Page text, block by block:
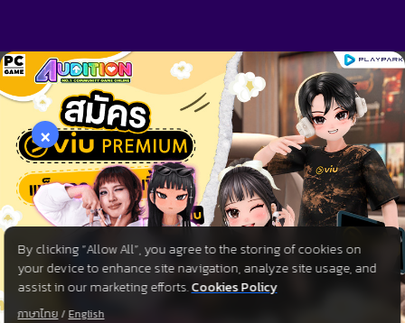
By clicking “Allow All”, you agree to the storing of cookies on
your device to enhance site navigation, analyze site usage, and
assist in our marketing efforts.Cookies Policy
ภาษาไทย/ English
×